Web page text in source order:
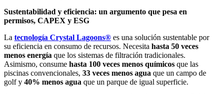
Sustentabilidad y eficiencia: un argumento que pesa en
permisos, CAPEX y ESG
La tecnología Crystal Lagoons® es una solución sustentable por
su eficiencia en consumo de recursos. Necesita hasta 50 veces
menos energía que los sistemas de filtración tradicionales.
Asimismo, consume hasta 100 veces menos químicos que las
piscinas convencionales, 33 veces menos agua que un campo de
golf y 40% menos agua que un parque de igual superficie.